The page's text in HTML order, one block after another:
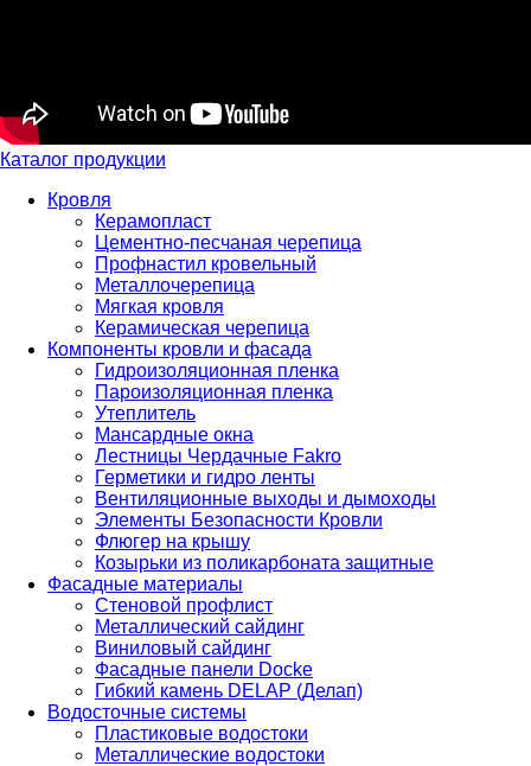
Каталог продукции
Кровля
Керамопласт
Цементно-песчаная черепица
Профнастил кровельный
Металлочерепица
Мягкая кровля
Керамическая черепица
Компоненты кровли и фасада
Гидроизоляционная пленка
Пароизоляционная пленка
Утеплитель
Мансардные окна
Лестницы Чердачные Fakro
Герметики и гидро ленты
Вентиляционные выходы и дымоходы
Элементы Безопасности Кровли
Флюгер на крышу
Козырьки из поликарбоната защитные
Фасадные материалы
Стеновой профлист
Металлический сайдинг
Виниловый сайдинг
Фасадные панели Docke
Гибкий камень DELAP (Делап)
Водосточные системы
Пластиковые водостоки
Металлические водостоки